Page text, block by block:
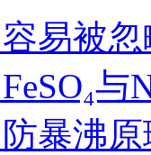
易被
与
暴沸原